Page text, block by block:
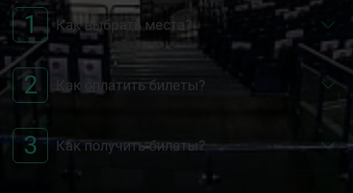
1 Как выбрать места?
2 Как оплатить билеты?
3 Как получить билеты?